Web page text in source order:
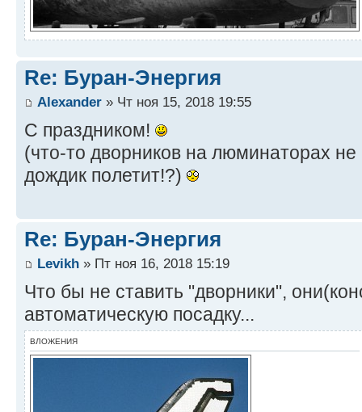
Re: Буран-Энергия
Alexander » Чт ноя 15, 2018 19:55
С праздником!
(что-то дворников на люминаторах
дождик полетит!?)
Re: Буран-Энергия
Levikh » Пт ноя 16, 2018 15:19
Что бы не ставить "дворники",
автоматическую посадку...
ВЛОЖЕНИЯ